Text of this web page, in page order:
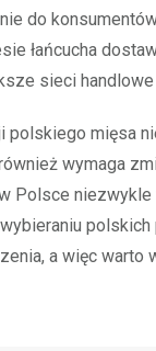
do
łańcucha
sieci
polskiego mięsa
wymaga
Polsce
polskich
a więc warto